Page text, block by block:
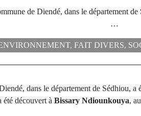
de Diendé, dans le département
…
, FAIT DIVERS,
dans le département de Sédhiou,
été découvert à Bissary Ndiounkouya,